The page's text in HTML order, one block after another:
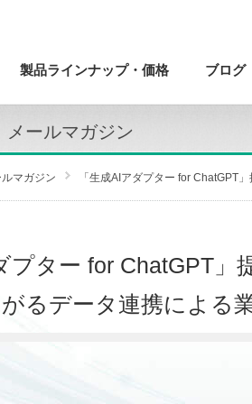
製品ラインナップ・ 価格 ブログ
メールマガジン
ルマガジン 「生成AIアダプター for ChatGPT
プター for ChatGPT
るデータ連携による